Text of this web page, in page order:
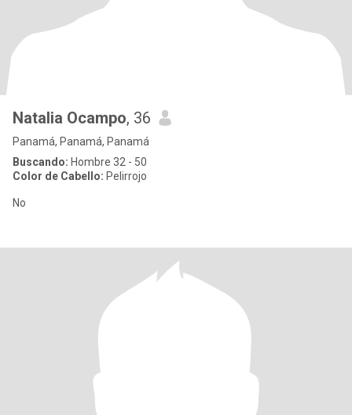
Natalia Ocampo, 36
Panamá, Panamá, Panamá
Buscando: Hombre 32 - 50
Color de Cabello: Pelirrojo
No